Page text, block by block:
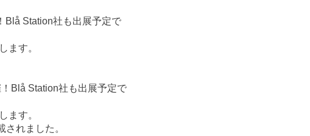
Blå Station社も出展予定で
ます。
Blå Station社も出展予定で
ます。
れました。